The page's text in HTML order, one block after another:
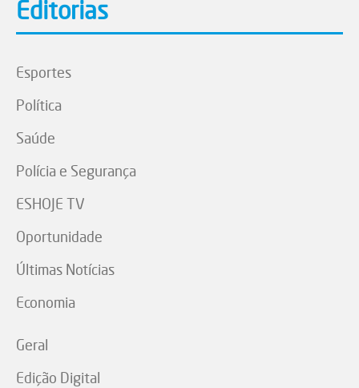
Editorias
Esportes
Política
Saúde
Polícia e Segurança
ESHOJE TV
Oportunidade
Últimas Notícias
Economia
Geral
Edição Digital